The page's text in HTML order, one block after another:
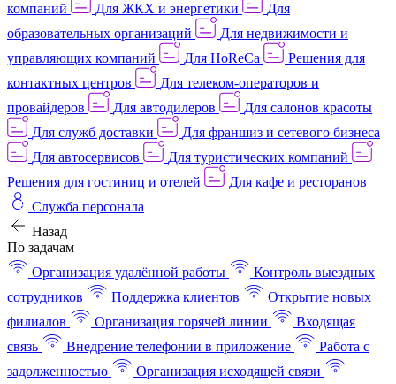
компаний
Для ЖКХ и энергетики
Для
образовательных организаций
Для недвижимости и
управляющих компаний
Для HoReCa
Решения для
контактных центров
Для телеком-операторов и
провайдеров
Для автодилеров
Для салонов красоты
Для служб доставки
Для франшиз и сетевого бизнеса
Для автосервисов
Для туристических компаний
Решения для гостиниц и отелей
Для кафе и ресторанов
Служба персонала
Назад
По задачам
Организация удалённой работы
Контроль выездных
сотрудников
Поддержка клиентов
Открытие новых
филиалов
Организация горячей линии
Входящая
связь
Внедрение телефонии в приложение
Работа с
задолженностью
Организация исходящей связи